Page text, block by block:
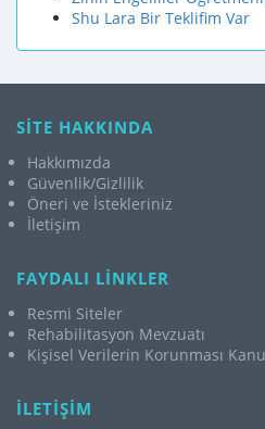
Shu Lara Bir Teklifim Var
SİTE HAKKINDA
Hakkımızda
Güvenlik/Gizlilik
Öneri ve İstekleriniz
İletişim
FAYDALI LİNKLER
Resmi Siteler
Rehabilitasyon Mevzuatı
Kişisel Verilerin Korunması
İLETİŞİM